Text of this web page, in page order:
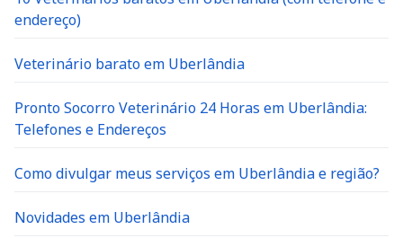
endereço)
Veterinário barato em Uberlândia
Pronto Socorro Veterinário 24 Horas em Uberlândia:
Telefones e Endereços
Como divulgar meus serviços em Uberlândia e região?
Novidades em Uberlândia